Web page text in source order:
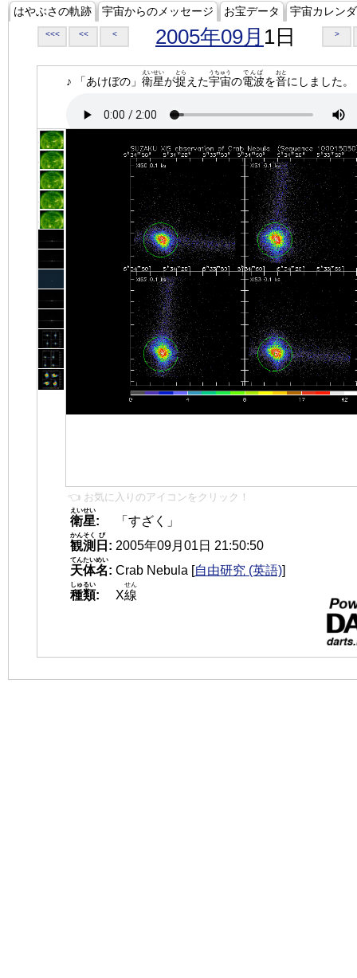
はやぶさの軌跡 宇宙からのメッセージ お宝データ 宇宙カレン
<<< << < 2005年09月 1日 >
♪ 「あけぼの」 衛星
えいせい
が捉
とら
えた宇宙
うちゅう
の電波
でんぱ
を音
おと
にしました。
👈 お気に入りのアイコンをクリック！
衛星
えいせい
:
「すざく」
観測
かんそく
日
び
: 2005年09月01日 21:50:50
天体名
てんたいめい
: Crab Nebula [自由研究 (英語)]
種類
しゅるい
: X線
せん